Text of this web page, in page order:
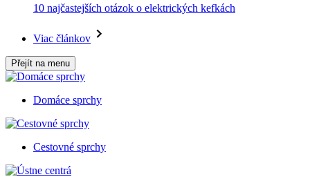
10 najčastejších otázok o elektrických kefkách
Viac článkov
Přejít na menu
Domáce sprchy
Cestovné sprchy